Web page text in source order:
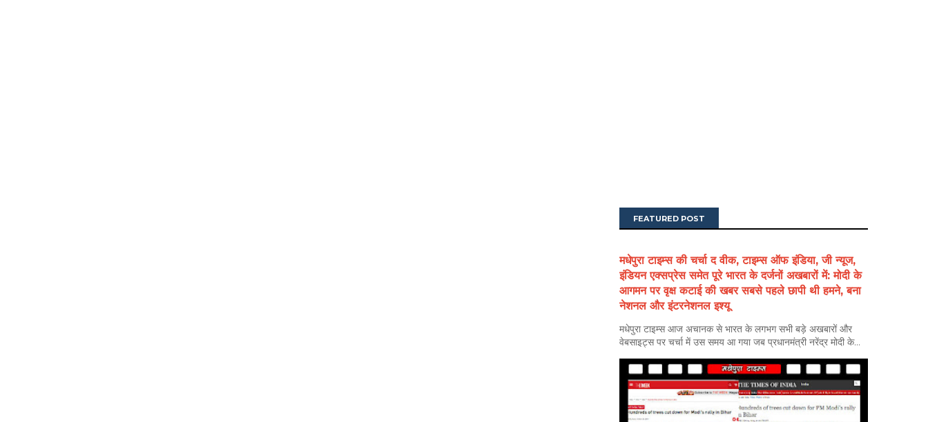
FEATURED POST
मधेपुरा टाइम्स की चर्चा द वीक, टाइम्स ऑफ इंडिया, जी न्यूज,
इंडियन एक्सप्रेस समेत पूरे भारत के दर्जनों अखबारों में: मोदी के
आगमन पर वृक्ष कटाई की खबर सबसे पहले छापी थी हमने, बना
नेशनल और इंटरनेशनल इश्यू
मधेपुरा टाइम्स आज अचानक से भारत के लगभग सभी बड़े अखबारों और
वेबसाइट्स पर चर्चा में उस समय आ गया जब प्रधानमंत्री नरेंद्र मोदी के...